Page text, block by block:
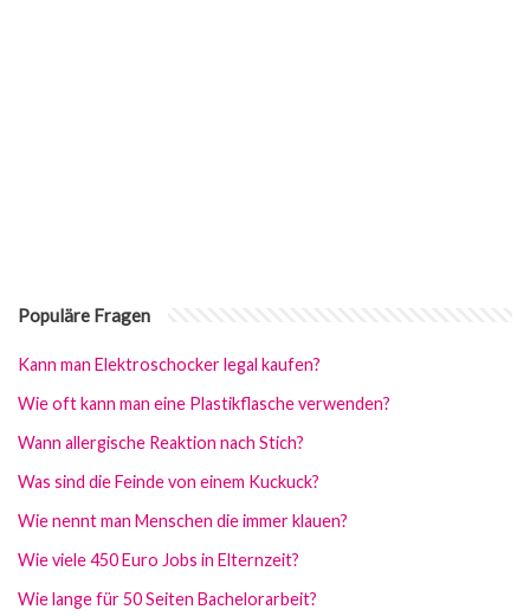
Populäre Fragen
Kann man Elektroschocker legal kaufen?
Wie oft kann man eine Plastikflasche verwenden?
Wann allergische Reaktion nach Stich?
Was sind die Feinde von einem Kuckuck?
Wie nennt man Menschen die immer klauen?
Wie viele 450 Euro Jobs in Elternzeit?
Wie lange für 50 Seiten Bachelorarbeit?